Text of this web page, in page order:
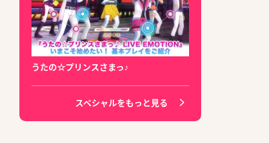
うたの☆プリンスさまっ♪
スペシャルをもっと見る